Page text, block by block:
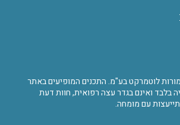
שמורות לוטמרקט בע"מ. התכנים המופיעים באתר
בלבד ואינם בגדר עצה רפואית, חוות דעת
עם מומחה.